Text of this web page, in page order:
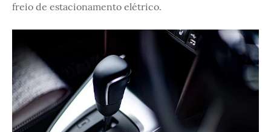
freio de estacionamento elétrico.